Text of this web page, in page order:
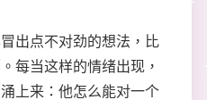
点不对劲的想法，比
每当这样的情绪出现，
上来：他怎么能对一个